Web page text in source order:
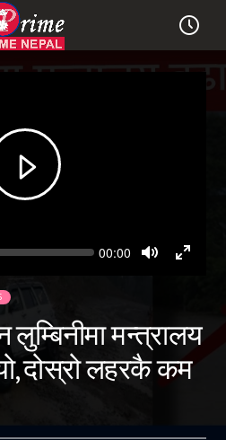
Current
00:00
लुम्बिनीमा मन्त्रालय
दोस्रो लहरकै कम